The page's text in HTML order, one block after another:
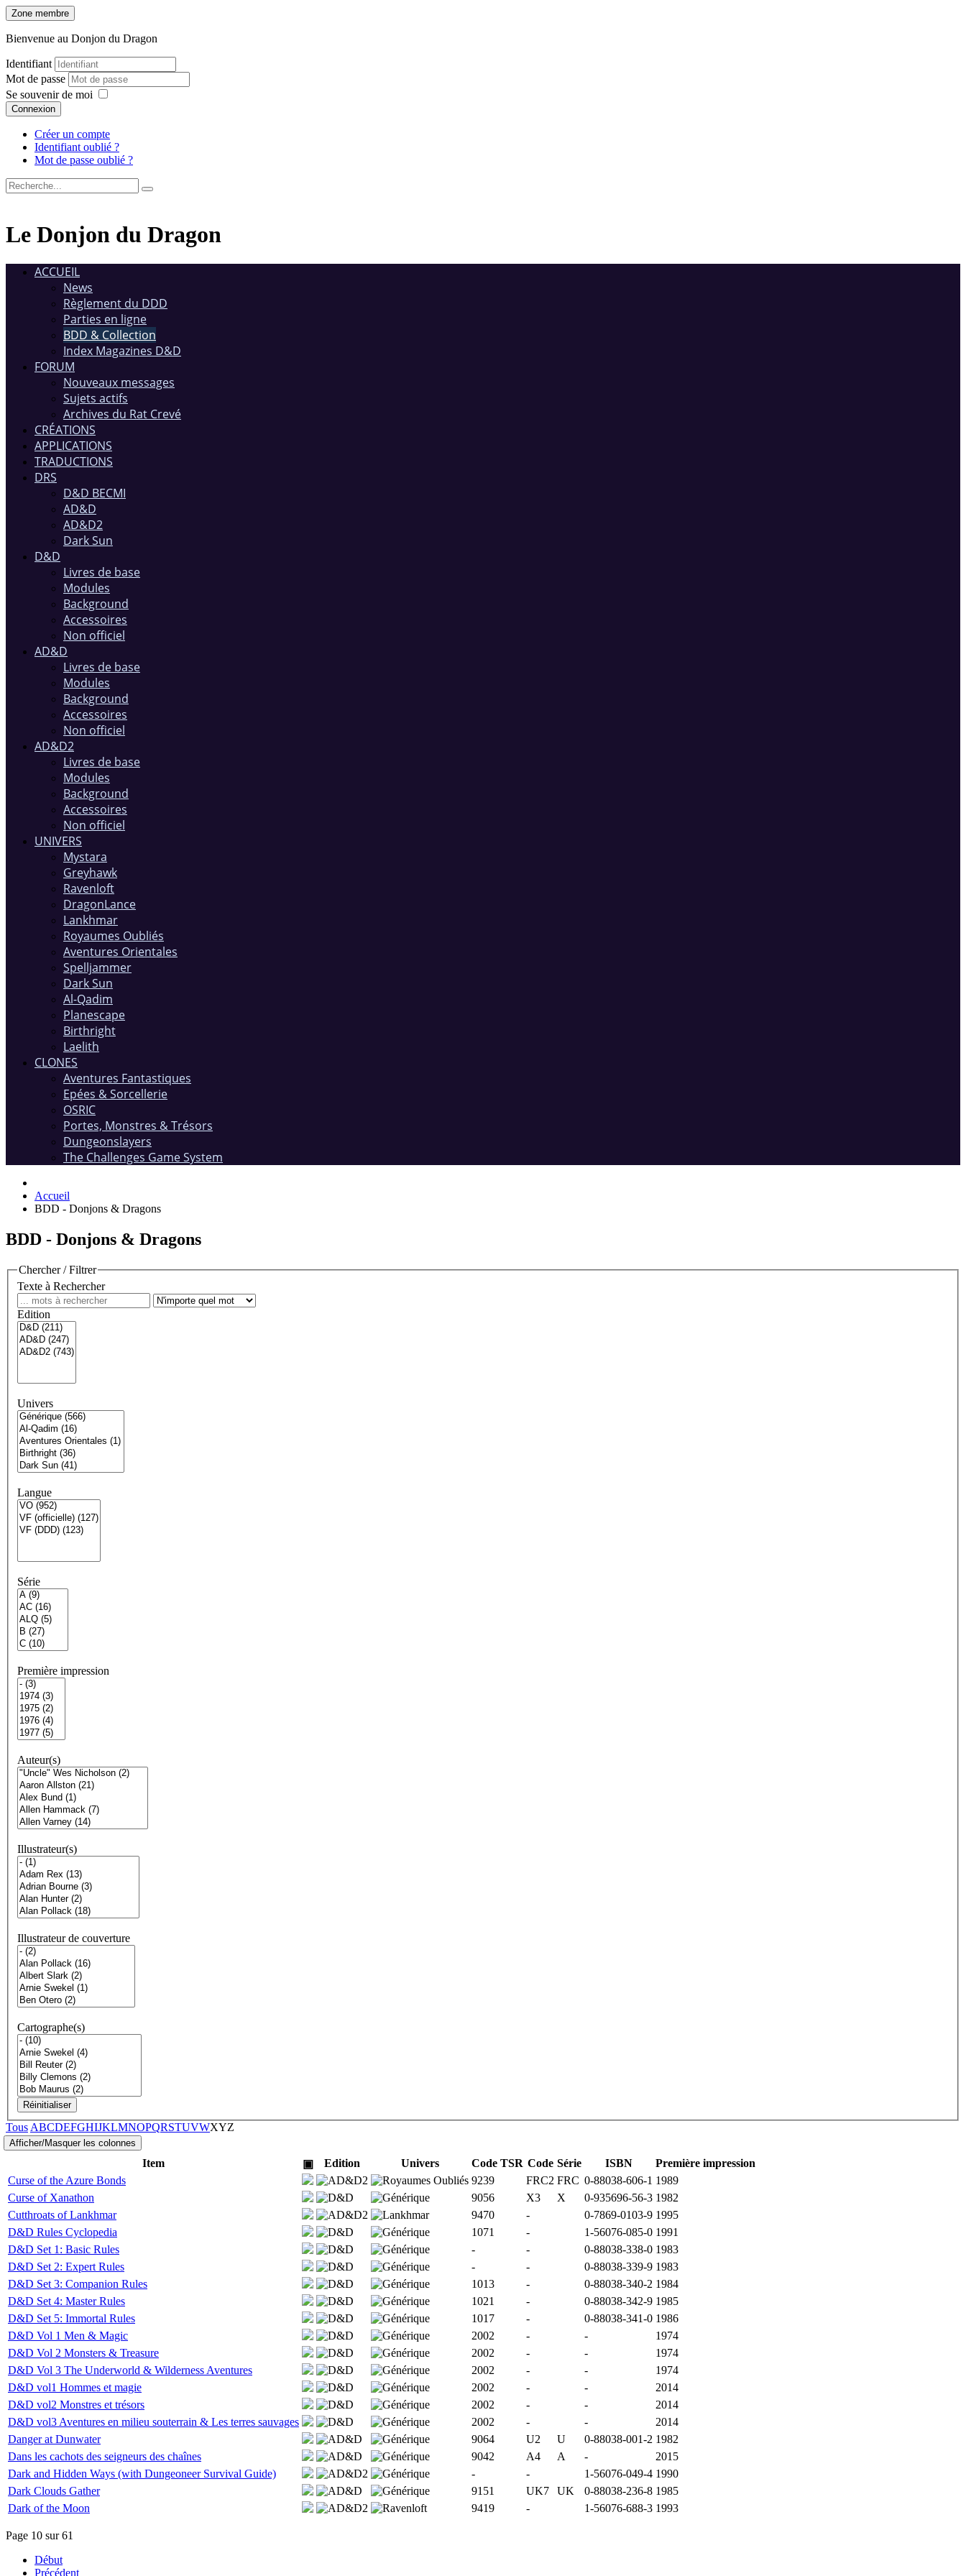
Zone membre
Bienvenue au Donjon du Dragon
Identifiant
Mot de passe
Se souvenir de moi
Connexion
Créer un compte
Identifiant oublié ?
Mot de passe oublié ?
Le Donjon du Dragon
ACCUEIL
News
Règlement du DDD
Parties en ligne
BDD & Collection
Index Magazines D&D
FORUM
Nouveaux messages
Sujets actifs
Archives du Rat Crevé
CRÉATIONS
APPLICATIONS
TRADUCTIONS
DRS
D&D BECMI
AD&D
AD&D2
Dark Sun
D&D
Livres de base
Modules
Background
Accessoires
Non officiel
AD&D
Livres de base
Modules
Background
Accessoires
Non officiel
AD&D2
Livres de base
Modules
Background
Accessoires
Non officiel
UNIVERS
Mystara
Greyhawk
Ravenloft
DragonLance
Lankhmar
Royaumes Oubliés
Aventures Orientales
Spelljammer
Dark Sun
Al-Qadim
Planescape
Birthright
Laelith
CLONES
Aventures Fantastiques
Epées & Sorcellerie
OSRIC
Portes, Monstres & Trésors
Dungeonslayers
The Challenges Game System
Accueil
BDD - Donjons & Dragons
BDD - Donjons & Dragons
Chercher / Filtrer
Texte à Rechercher
Edition
Univers
Langue
Série
Première impression
Auteur(s)
Illustrateur(s)
Illustrateur de couverture
Cartographe(s)
Réinitialiser
Tous ABCDEFGHIJKLMNOPQRSTUVWXYZ
Item ▣ Edition Univers Code TSR Code Série ISBN
Première impression
Curse of the Azure Bonds
9239 FRC2 FRC 0-88038-606-1 1989
Curse of Xanathon
9056 X3 X 0-935696-56-3 1982
Cutthroats of Lankhmar
9470 - 0-7869-0103-9 1995
D&D Rules Cyclopedia
1071 - 1-56076-085-0 1991
D&D Set 1: Basic Rules
- - 0-88038-338-0 1983
D&D Set 2: Expert Rules
- - 0-88038-339-9 1983
D&D Set 3: Companion Rules
1013 - 0-88038-340-2 1984
D&D Set 4: Master Rules
1021 - 0-88038-342-9 1985
D&D Set 5: Immortal Rules
1017 - 0-88038-341-0 1986
D&D Vol 1 Men & Magic
2002 - -
1974
D&D Vol 2 Monsters & Treasure
2002 - -
1974
D&D Vol 3 The Underworld & Wilderness Aventures
2002 - -
1974
D&D vol1 Hommes et magie
2002 - -
2014
D&D vol2 Monstres et trésors
2002 - -
2014
D&D vol3 Aventures en milieu souterrain & Les terres sauvages
2002 - -
2014
Danger at Dunwater
9064 U2 U 0-88038-001-2 1982
Dans les cachots des seigneurs des chaînes
9042 A4 A -
2015
Dark and Hidden Ways (with Dungeoneer Survival Guide)
- - 1-56076-049-4 1990
Dark Clouds Gather
9151 UK7 UK 0-88038-236-8 1985
Dark of the Moon
9419 - 1-56076-688-3 1993
Page 10 sur 61
Début
Précédent